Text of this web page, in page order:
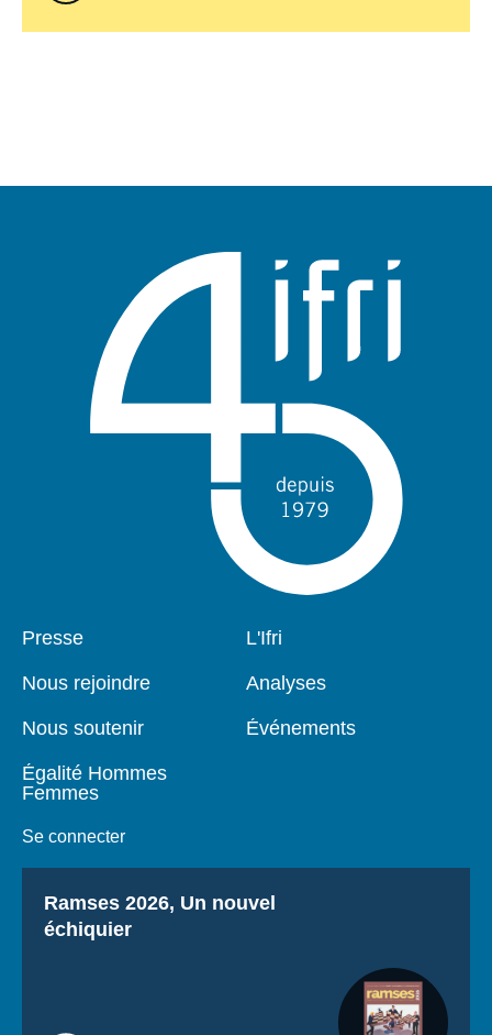
Pied
Presse
Nous rejoindre
Nous soutenir
Égalité Hommes
Femmes
Se connecter
Navigation
L'Ifri
Analyses
Événements
Titre
Ramses 2026, Un nouvel
échiquier